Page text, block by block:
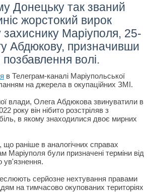
Донецьку так званий
жорстокий вирок
захиснику Маріуполя, 25-
Абдюкову, призначивши
волі.
в Телеграм-каналі Маріупольської
на джерела в окупаційних ЗМІ.
влади, Олега Абдюкова звинуватили в
року він нібито розстріляв з
в якому знаходилися двоє мирних
що раніше в аналогічних справах
Маріуполя були призначені терміни від
ув'язнення.
серйозне нехтування правами
на тимчасово окупованих територіях